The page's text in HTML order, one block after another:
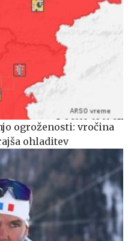
ogroženosti: vročina
ohladitev